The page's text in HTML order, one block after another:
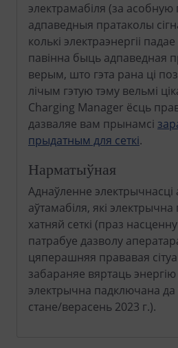
электрамабіля (за
адпаведныя пратаколы
колькі электраэнергіі
павінна быць адпаведная
верым, што гэта рана ці
лічым гэтую тэму вельмі
Charging Manager ёсць
дазваляе вам прынамсі
прыдатным для сеткі.
Нарматыўная
Аднаўленне электрычнасці
аўтамабіля, які
хатняй сеткі (праз
патрабуе дазволу
цяперашняя прававая
забараняе вяртаць энергію
электрычна падключана да
стане/верасень 2023 г.).